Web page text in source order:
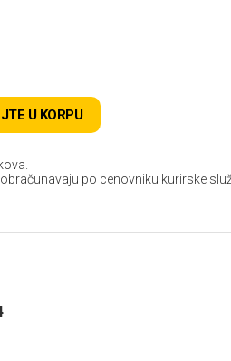
U KORPU
po cenovniku kurirske